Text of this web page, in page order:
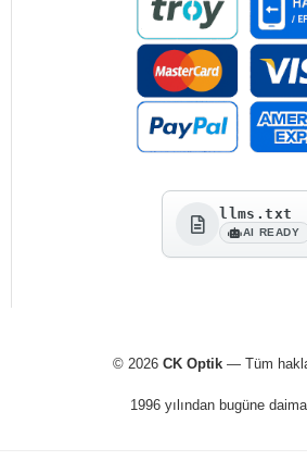
llms.txt
AI READY
© 2026 CK Optik— Tüm
1996 yılından bugüne